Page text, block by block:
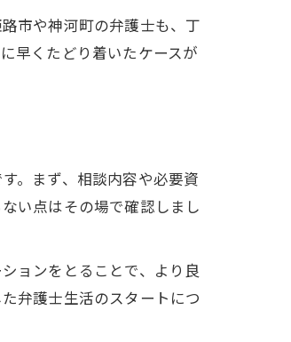
市や神河町の弁護士も、丁
早くたどり着いたケースが
。まず、相談内容や必要資
い点はその場で確認しまし
ョンをとることで、より良
弁護士生活のスタートにつ